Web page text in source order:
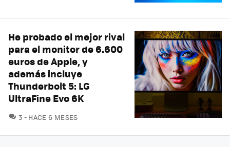
He probado el mejor rival
para el monitor de 6.600
euros de Apple, y
además incluye
Thunderbolt 5: LG
UltraFine Evo 6K
3 COMENTARIOS
HACE 6 MESES